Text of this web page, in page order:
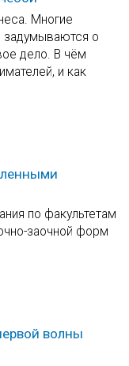
Многие
задумываются о
дело. В чём
и как
по факультетам
заочной форм
волны